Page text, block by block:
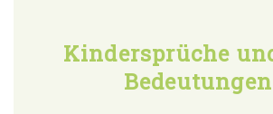
Kindersprüche
Bedeutungen